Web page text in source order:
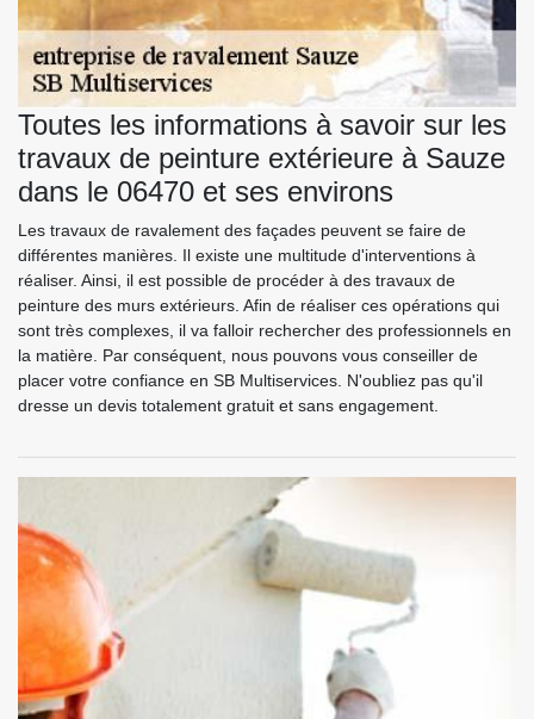
Toutes les informations à savoir sur les
travaux de peinture extérieure à Sauze
dans le 06470 et ses environs
Les travaux de ravalement des façades peuvent se faire de
différentes manières. Il existe une multitude d'interventions à
réaliser. Ainsi, il est possible de procéder à des travaux de
peinture des murs extérieurs. Afin de réaliser ces opérations qui
sont très complexes, il va falloir rechercher des professionnels en
la matière. Par conséquent, nous pouvons vous conseiller de
placer votre confiance en SB Multiservices. N'oubliez pas qu'il
dresse un devis totalement gratuit et sans engagement.